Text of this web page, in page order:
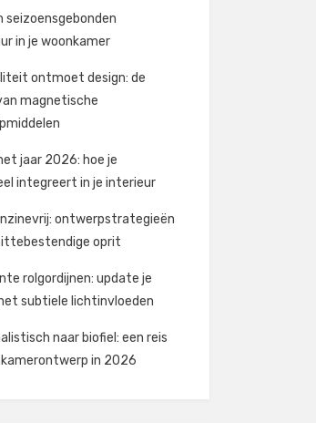
seizoensgebonden
in je woonkamer
ontmoet design: de
magnetische
jaar 2026: hoe je
integreert in je interieur
ontwerpstrategieën
oprit
rolgordijnen: update je
subtiele lichtinvloeden
naar biofiel: een reis
in 2026